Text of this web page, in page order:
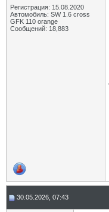
Регистрация: 15.08.2020
Автомобиль: SW 1.6 cross
GFK 110 orange
Сообщений: 18,883
30.05.2026, 07:43